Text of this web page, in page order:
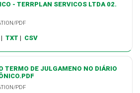
- TERRPLAN SERVICOS LTDA 02.
PDF
| TXT | CSV
TERMO DE JULGAMENO NO DIÁRIO
PDF